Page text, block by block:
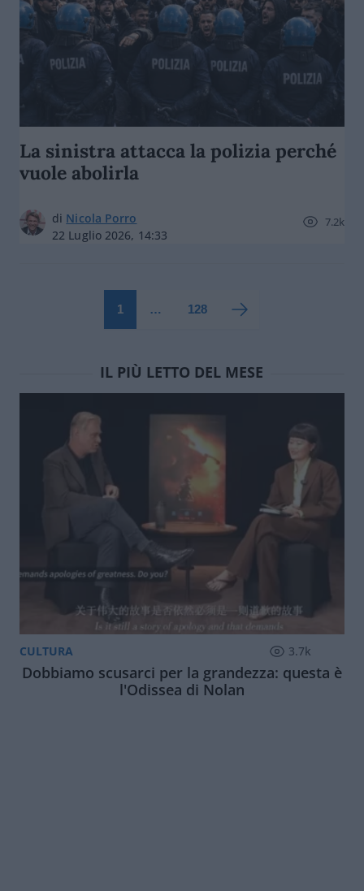
La sinistra attacca la polizia perché
vuole abolirla
di Nicola Porro
22 Luglio 2026, 14:33
7.2k
1 … 128
IL PIÙ LETTO DEL MESE
CULTURA 3.7k
Dobbiamo scusarci per la grandezza: questa è
l'Odissea di Nolan